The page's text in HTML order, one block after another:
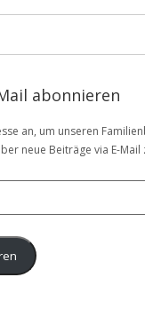
abonnieren
an, um unseren
neue Beiträge via E-Mail